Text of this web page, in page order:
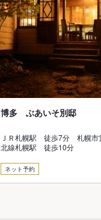
博多 ぶあいそ別邸
ＪＲ札幌駅 徒歩7分 札幌市
北線札幌駅 徒歩10分
ネット予約